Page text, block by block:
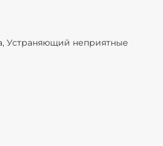
Устраняющий неприятные